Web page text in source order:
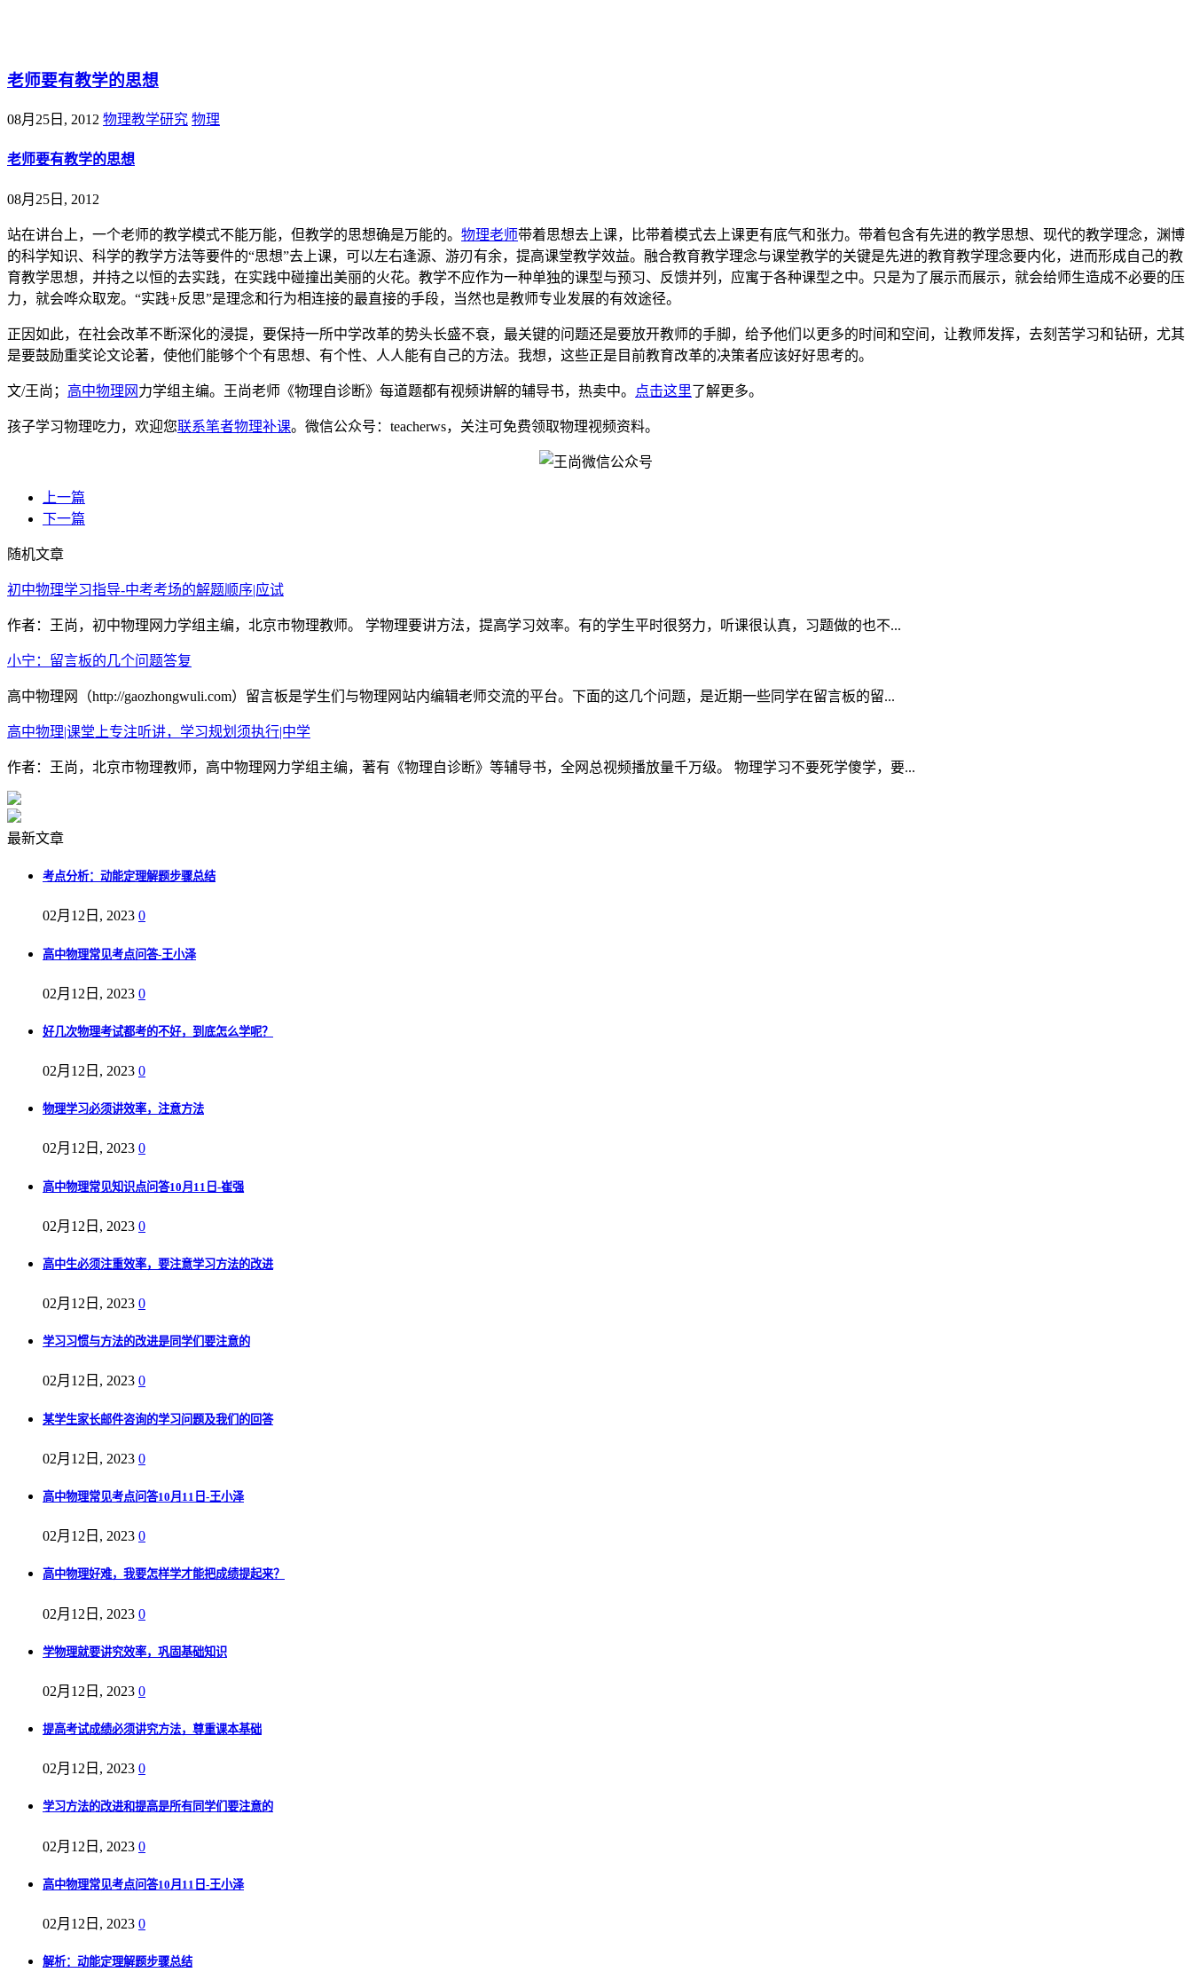
老师要有教学的思想
08月25日, 2012 物理教学研究 物理
老师要有教学的思想
08月25日, 2012
站在讲台上，一个老师的教学模式不能万能，但教学的思想确是万能的。 物理老师带着思想去上课，比带着模式去上课更有底气和张力。带着包含有先进的教学思想、现代的教学理念，渊博
的科学知识、科学的教学方法等要件的“思想”去上课，可以左右逢源、游刃有余，提高课堂教学效益。融合教育教学理念与课堂教学的关键是先进的教育教学理念要内化，进而形成自己的教
育教学思想，并持之以恒的去实践，在实践中碰撞出美丽的火花。教学不应作为一种单独的课型与预习、反馈并列，应寓于各种课型之中。只是为了展示而展示，就会给师生造成不必要的压
力，就会哗众取宠。“实践+反思”是理念和行为相连接的最直接的手段，当然也是教师专业发展的有效途径。
正因如此，在社会改革不断深化的浸提，要保持一所中学改革的势头长盛不衰，最关键的问题还是要放开教师的手脚，给予他们以更多的时间和空间，让教师发挥，去刻苦学习和钻研，尤其
是要鼓励重奖论文论著，使他们能够个个有思想、有个性、人人能有自己的方法。我想，这些正是目前教育改革的决策者应该好好思考的。
文/王尚； 高中物理网 力学组主编。王尚老师《物理自诊断》每道题都有视频讲解的辅导书，热卖中。 点击这里了解更多。
孩子学习物理吃力，欢迎您联系笔者物理补课。微信公众号：teacherws，关注可免费领取物理视频资料。
上一篇
下一篇
随机文章
初中物理学习指导-中考考场的解题顺序|应试
作者：王尚，初中物理网力学组主编，北京市物理教师。 学物理要讲方法，提高学习效率。有的学生平时很努力，听课很认真，习题做的也不...
小宁：留言板的几个问题答复
高中物理网（http://gaozhongwuli.com）留言板是学生们与物理网站内编辑老师交流的平台。下面的这几个问题，是近期一些同学在留言板的留...
高中物理|课堂上专注听讲，学习规划须执行|中学
作者：王尚，北京市物理教师，高中物理网力学组主编，著有《物理自诊断》等辅导书，全网总视频播放量千万级。 物理学习不要死学傻学，要...
最新文章
考点分析：动能定理解题步骤总结
02月12日, 2023 0
高中物理常见考点问答-王小泽
02月12日, 2023 0
好几次物理考试都考的不好，到底怎么学呢？
02月12日, 2023 0
物理学习必须讲效率，注意方法
02月12日, 2023 0
高中物理常见知识点问答10月11日-崔强
02月12日, 2023 0
高中生必须注重效率，要注意学习方法的改进
02月12日, 2023 0
学习习惯与方法的改进是同学们要注意的
02月12日, 2023 0
某学生家长邮件咨询的学习问题及我们的回答
02月12日, 2023 0
高中物理常见考点问答10月11日-王小泽
02月12日, 2023 0
高中物理好难，我要怎样学才能把成绩提起来？
02月12日, 2023 0
学物理就要讲究效率，巩固基础知识
02月12日, 2023 0
提高考试成绩必须讲究方法，尊重课本基础
02月12日, 2023 0
学习方法的改进和提高是所有同学们要注意的
02月12日, 2023 0
高中物理常见考点问答10月11日-王小泽
02月12日, 2023 0
解析：动能定理解题步骤总结